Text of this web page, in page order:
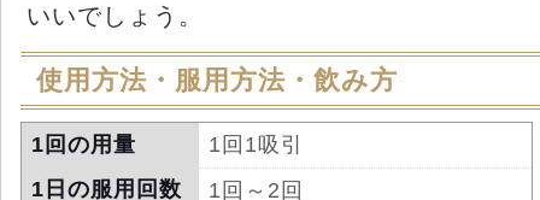
いいでしょう。
使用方法・服用方法・飲み方
1回の用量
1回1吸引
1日の服用回数
1回～2回